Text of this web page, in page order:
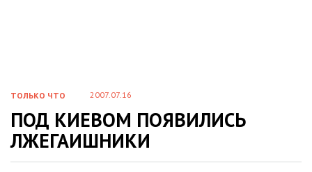
ТОЛЬКО ЧТО 2007.07.16
ПОД КИЕВОМ ПОЯВИЛИСЬ
ЛЖЕГАИШНИКИ